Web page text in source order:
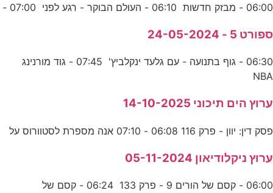
06:00 - מבזק חדשות 06:10 - העולם הבוקר - רגע לפני 07:00 -
ספורט 5 - 24-05-2024
06:30 - גוף בתנועה - עם גלעד ינקלביץ' 07:45 - גוד מורנינג
NBA
ערוץ הים תיכוני 14-10-2025
פסק דין: יוון - פרק 116 06:08 - 07:10 אנה מספרת לסטוורוס על
ערוץ ניקלודיאון 05-11-2024
06:00 - קסם של הורים 9 - פרק 133 06:24 - קסם של